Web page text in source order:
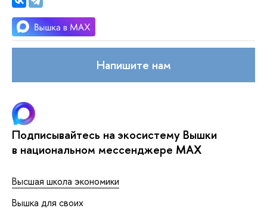
Напишите нам
Подписывайтесь на экосистему Вышки
в национальном мессенджере MAX
Высшая школа экономики
Вышка для своих